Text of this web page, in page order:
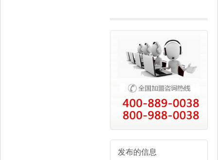
发布的信息